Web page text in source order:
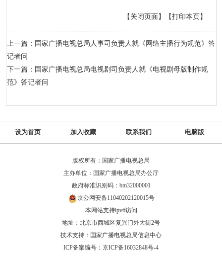
【打印本页】
【关闭页面】
上一篇：国家广播电视总局人事司负责人就《网络主播行为规范》答
记者问
下一篇：国家广播电视总局电视剧司负责人就《电视剧母版制作规
范》答记者问
设为首页 加入收藏 联系我们 电脑版
版权所有：国家广播电视总局
主办单位：国家广播电视总局办公厅
政府标准识别码：bm32000001
京公网安备11040202120015号
本网站支持ipv6访问
地址：北京市西城区复兴门外大街2号
技术支持：国家广播电视总局信息中心
ICP备案编号：京ICP备16032848号-4